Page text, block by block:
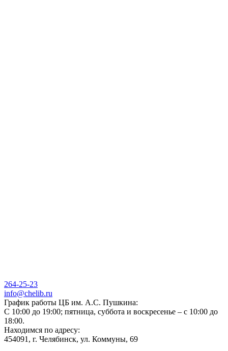
264-25-23
info@chelib.ru
График работы ЦБ им. А.С. Пушкина:
С 10:00 до 19:00; пятница, суббота и воскресенье – с 10:00 до
18:00.
Находимся по адресу:
454091, г. Челябинск, ул. Коммуны, 69